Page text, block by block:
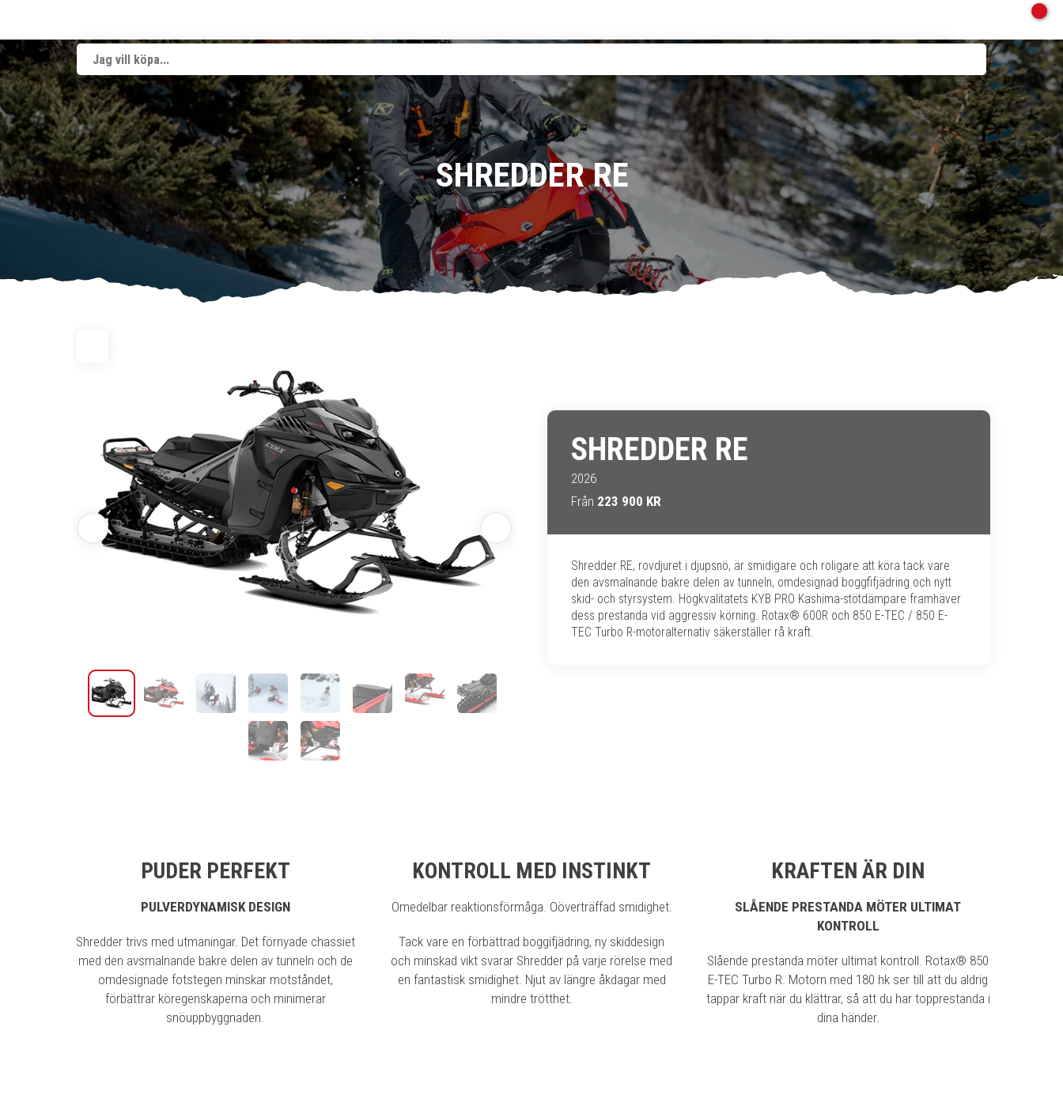
SHREDDER RE
SHREDDER RE
2026
Från 223 900 KR
Shredder RE, rovdjuret i djupsnö, är smidigare och roligare att köra tack vare
den avsmalnande bakre delen av tunneln, omdesignad boggfifjädring och nytt
skid- och styrsystem. Högkvalitatets KYB PRO Kashima-stötdämpare framhäver
dess prestanda vid aggressiv körning. Rotax® 600R och 850 E-TEC / 850 E-
TEC Turbo R-motoralternativ säkerställer rå kraft.
PUDER PERFEKT
PULVERDYNAMISK DESIGN
Shredder trivs med utmaningar. Det förnyade chassiet
med den avsmalnande bakre delen av tunneln och de
omdesignade fotstegen minskar motståndet,
förbättrar köregenskaperna och minimerar
snöuppbyggnaden.
KONTROLL MED INSTINKT
Omedelbar reaktionsförmåga. Oöverträffad smidighet.
Tack vare en förbättrad boggifjädring, ny skiddesign
och minskad vikt svarar Shredder på varje rörelse med
en fantastisk smidighet. Njut av längre åkdagar med
mindre trötthet.
KRAFTEN ÄR DIN
SLÅENDE PRESTANDA MÖTER ULTIMAT
KONTROLL
Slående prestanda möter ultimat kontroll. Rotax® 850
E-TEC Turbo R. Motorn med 180 hk ser till att du aldrig
tappar kraft när du klättrar, så att du har topprestanda i
dina händer.